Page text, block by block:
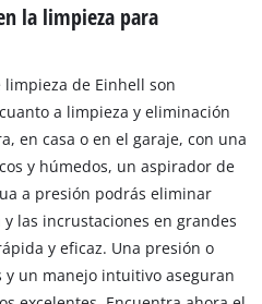
la limpieza para
de Einhell son
a limpieza y eliminación
en casa o en el garaje, con una
y húmedos, un aspirador de
a presión podrás eliminar
las incrustaciones en grandes
y eficaz. Una presión o
un manejo intuitivo aseguran